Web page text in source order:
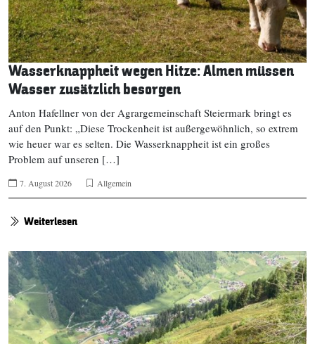
Wasserknappheit wegen Hitze: Almen müssen
Wasser zusätzlich besorgen
Anton Hafellner von der Agrargemeinschaft Steiermark bringt es
auf den Punkt: „Diese Trockenheit ist außergewöhnlich, so extrem
wie heuer war es selten. Die Wasserknappheit ist ein großes
Problem auf unseren […]
7. August 2026 Allgemein
Weiterlesen